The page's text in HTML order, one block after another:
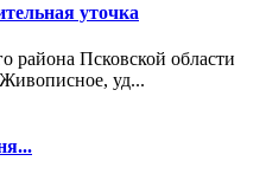
уточка
района Псковской области
уд...